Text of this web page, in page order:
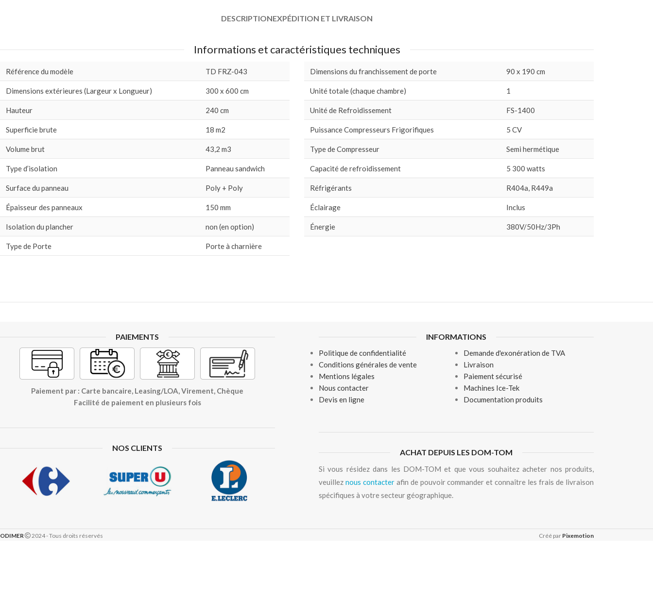
DESCRIPTIONEXPÉDITION ET LIVRAISON
Informations et caractéristiques techniques
Référence du modèle TD FRZ-043
Dimensions extérieures (Largeur x Longueur) 300 x 600 cm
Hauteur 240 cm
Superficie brute 18 m2
Volume brut 43,2 m3
Type d’isolation Panneau sandwich
Surface du panneau Poly + Poly
Épaisseur des panneaux 150 mm
Isolation du plancher non (en option)
Type de Porte Porte à charnière
Dimensions du franchissement de porte 90 x 190 cm
Unité totale (chaque chambre) 1
Unité de Refroidissement FS-1400
Puissance Compresseurs Frigorifiques 5 CV
Type de Compresseur Semi hermétique
Capacité de refroidissement 5 300 watts
Réfrigérants R404a, R449a
Éclairage Inclus
Énergie 380V/50Hz/3Ph
PAIEMENTS
Paiement par : Carte bancaire, Leasing/LOA, Virement, Chèque
Facilité de paiement en plusieurs fois
NOS CLIENTS
INFORMATIONS
Politique de confidentialité
Conditions générales de vente
Mentions légales
Nous contacter
Devis en ligne
Demande d'exonération de TVA
Livraison
Paiement sécurisé
Machines Ice-Tek
Documentation produits
ACHAT DEPUIS LES DOM-TOM
Si vous résidez dans les DOM-TOM et que vous souhaitez acheter nos produits,
veuillez nous contacterafin de pouvoir commander et connaître les frais de livraison
spécifiques à votre secteur géographique.
ODIMER 2024 - Tous droits réservés Créé par Pixemotion